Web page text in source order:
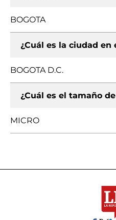
BOGOTA
¿Cuál es la ciudad en
BOGOTA D.C.
¿Cuál es el tamaño
MICRO